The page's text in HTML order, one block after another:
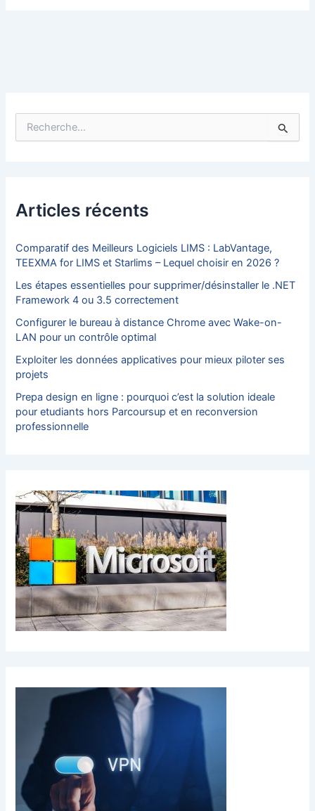
c
h
r
Articles récents
Comparatif des Meilleurs Logiciels LIMS : LabVantage,
TEEXMA for LIMS et Starlims – Lequel choisir en 2026 ?
Les étapes essentielles pour supprimer/désinstaller le .NET
Framework 4 ou 3.5 correctement
Configurer le bureau à distance Chrome avec Wake-on-
LAN pour un contrôle optimal
Exploiter les données applicatives pour mieux piloter ses
projets
Prepa design en ligne : pourquoi c’est la solution ideale
pour etudiants hors Parcoursup et en reconversion
professionnelle